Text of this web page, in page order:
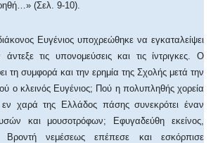
(Σελ. 9-10).
Ευγένιος υποχρεώθηκε να εγκαταλείψει
τις υπονομεύσεις και τις ίντριγκες. Ο
τη συμφορά και την ερημία της Σχολής μετά την
ο κλεινός Ευγένιος; Πού η πολυπληθής χορεία
χαρά της Ελλάδος πάσης συνεκρότει έναν
και μουσοτρόφων; Εφυγαδεύθη εκείνος,
Βροντή νεμέσεως επέπεσε και εσκόρπισε